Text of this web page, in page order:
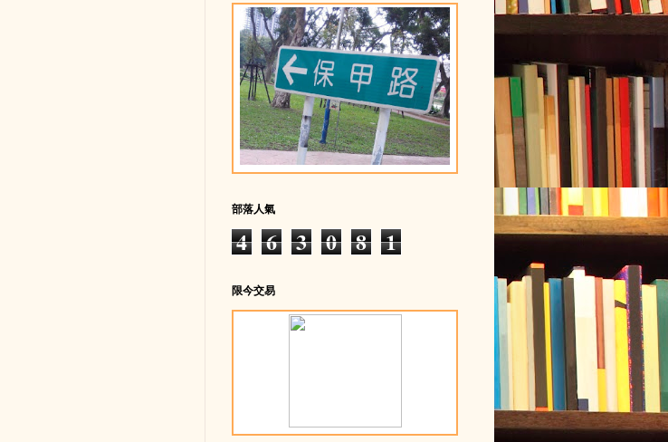
部落人氣
4 6 3 0 8 1
限今交易